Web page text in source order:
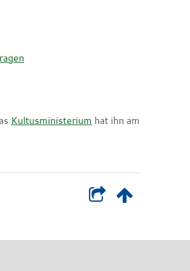
Kultusministerium hat ihn am